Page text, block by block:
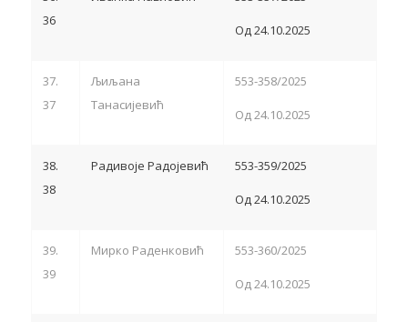
36
Од 24.10.2025
37.
37
Љиљана
Танасијевић
553-358/2025
Од 24.10.2025
38.
38
Радивоје Радојевић 553-359/2025
Од 24.10.2025
39.
39
Мирко Раденковић 553-360/2025
Од 24.10.2025